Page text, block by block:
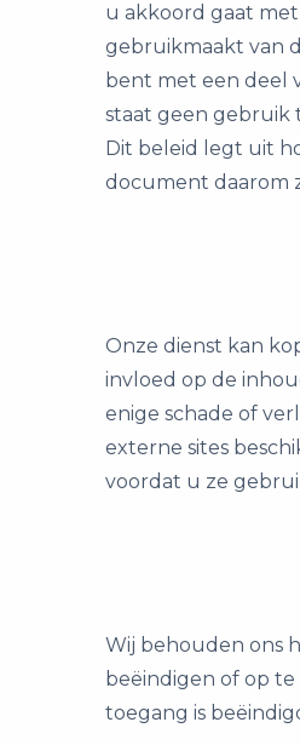
u akkoord gaat
gebruikmaakt van
bent met een deel
staat geen gebruik
Dit beleid legt uit
document daarom
Onze dienst kan
invloed op de
enige schade of
externe sites
voordat u ze
Wij behouden ons
beëindigen of op
toegang is